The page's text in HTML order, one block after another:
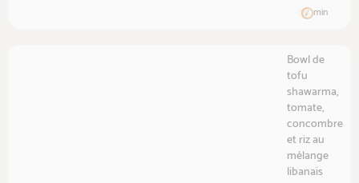
min
Bowl de
tofu
shawarma,
tomate,
concombre
et riz au
mélange
libanais